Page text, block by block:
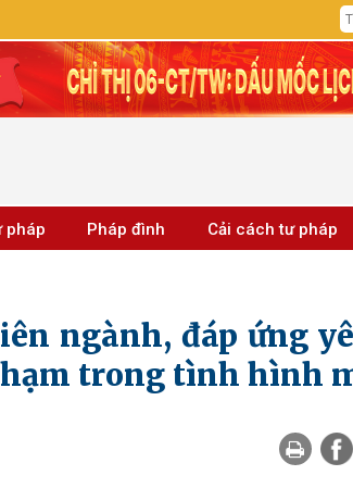
pháp Pháp đình Cải cách tư pháp
ngành, đáp ứng
trong tình hình